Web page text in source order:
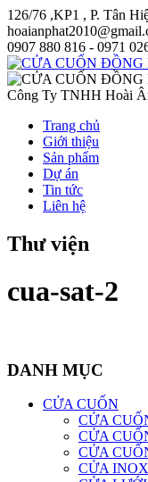
126/76 ,KP1 , P. Tân
0907 880 816 - 0971
Công Ty TNHH Hoài
Trang chủ
Giới thiệu
Sản phẩm
Dự án
Tin tức
Liên hệ
Thư viện
cua-sat-2
DANH MỤC
CỬA CUỐN
CỬA
CỬA
CỬA
CỬA